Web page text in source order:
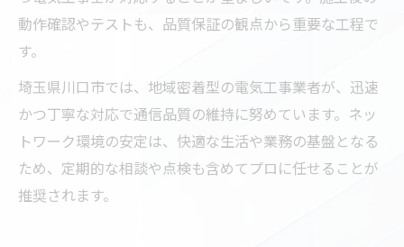
動作確認やテストも、品質保証の観点から重要な工程で
す。
埼玉県川口市では、地域密着型の電気工事業者が、迅速
かつ丁寧な対応で通信品質の維持に努めています。ネッ
トワーク環境の安定は、快適な生活や業務の基盤となる
ため、定期的な相談や点検も含めてプロに任せることが
推奨されます。